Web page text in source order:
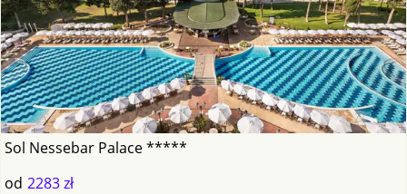
Sol Nessebar Palace *****
od 2283 zł